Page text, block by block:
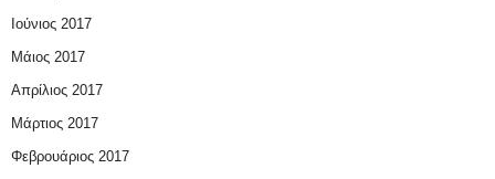
Ιούνιος 2017
Μάιος 2017
Απρίλιος 2017
Μάρτιος 2017
Φεβρουάριος 2017